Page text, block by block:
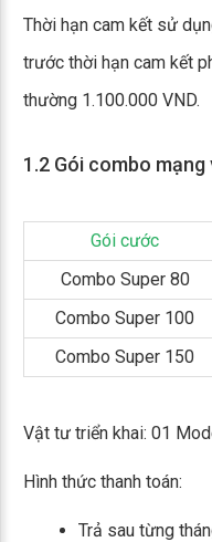
Thời hạn cam kết sử
trước thời hạn cam kết
thường 1.100.000 VND.
1.2 Gói combo
Gói cước
Combo Super 80
Combo Super 100
Combo Super 150
Vật tư triển khai: 01
Hình thức thanh toán:
Trả sau từng